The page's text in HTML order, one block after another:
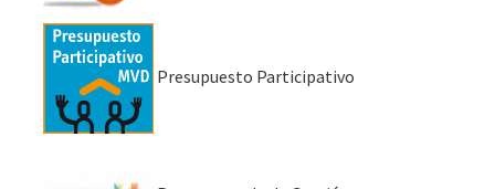
Presupuesto Participativo